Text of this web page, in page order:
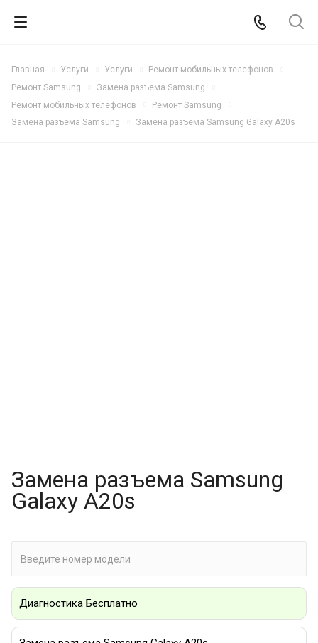
Главная Услуги Услуги
Ремонт мобильных телефонов
Ремонт Samsung
Замена разъема Samsung
Ремонт мобильных телефонов
Ремонт Samsung
Замена разъема Samsung
Замена разъема Samsung Galaxy A20s
Замена разъема Samsung
Galaxy A20s
Диагностика Бесплатно